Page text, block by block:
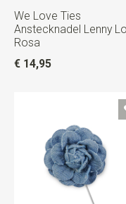
We Love Ties
Anstecknadel Lenny
Rosa
€ 14,95